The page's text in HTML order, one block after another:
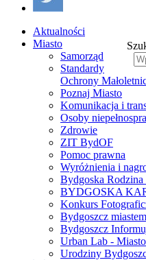
Aktualności
Miasto
Samorząd
Standardy
Ochrony
Poznaj Miasto
Komunikacja i
Osoby
Zdrowie
ZIT BydOF
Pomoc prawna
Wyróżnienia i
Bydgoska Rodzina
BYDGOSKA
Konkurs
Bydgoszcz
Bydgoszcz
Urban Lab -
Urodziny